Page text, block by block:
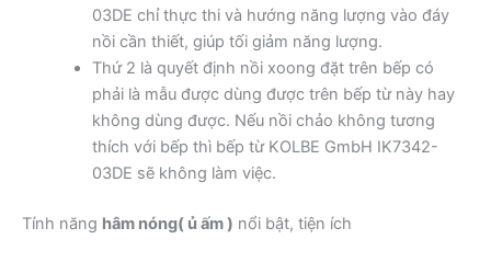
03DE chỉ thực thi và hướng năng lượng vào đáy
nồi cần thiết, giúp tối giảm năng lượng.
Thứ 2 là quyết định nồi xoong đặt trên bếp có
phải là mẫu được dùng được trên bếp từ này hay
không dùng được. Nếu nồi chảo không tương
thích với bếp thì bếp từ KOLBE GmbH IK7342-
03DE sẽ không làm việc.
Tính năng hâm nóng( ủ ấm ) nổi bật, tiện ích